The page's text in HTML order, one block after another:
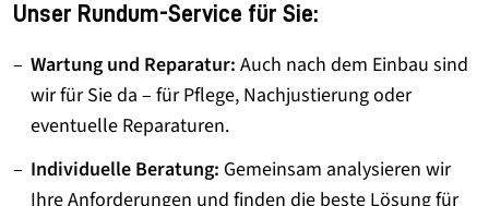
Unser Rundum-Service für Sie:
Wartung und Reparatur: Auch nach dem Einbau sind
wir für Sie da – für Pflege, Nachjustierung oder
eventuelle Reparaturen.
Individuelle Beratung: Gemeinsam analysieren wir
Ihre Anforderungen und finden die beste Lösung für